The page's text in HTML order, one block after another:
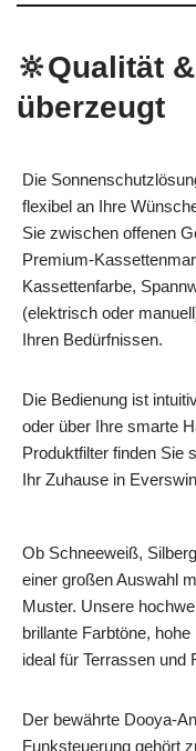
🔆Qualität
überzeugt
Die
flexibel an Ihre
Sie zwischen offenen
Premium-
Kassettenfarbe,
(elektrisch oder
Ihren Bedürfnissen.
Die Bedienung ist
oder über Ihre smarte
Produktfilter finden Sie
Ihr Zuhause in
Ob Schneeweiß,
einer großen Auswahl
Muster. Unsere
brillante Farbtöne,
ideal für Terrassen und
Der bewährte Dooya-
Funksteuerung gehört